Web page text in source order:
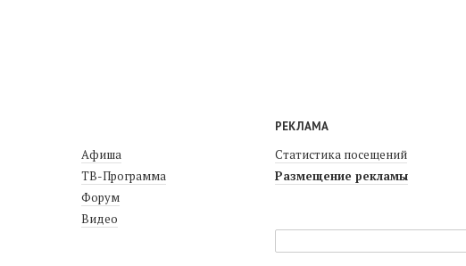
Афиша
ТВ-Программа
Форум
Видео
РЕКЛАМА
Статистика посещений
Размещение рекламы